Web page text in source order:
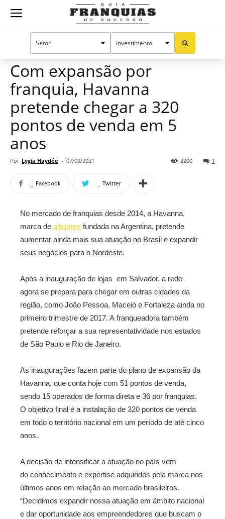
Guia
Sucesso
Mercado de franquias
Com expansão por
franquia, Havanna
pretende chegar a 320
pontos de venda em 5
anos
Por Lygia Haydée - 07/09/2021 1
2200
Facebook Twitter
No mercado de franquias desde 2014, a Havanna,
marca de alfajores fundada na Argentina, pretende
aumentar ainda mais sua atuação no Brasil e expandir
seus negócios para o Nordeste.
Após a inauguração de lojas em Salvador, a rede
agora se prepara para chegar em outras cidades da
região, como João Pessoa, Maceió e Fortaleza ainda no
primeiro trimestre de 2017. A franqueadora também
pretende reforçar a sua representatividade nos estados
de São Paulo e Rio de Janeiro.
As inaugurações fazem parte do plano de expansão da
Havanna, que conta hoje com 51 pontos de venda,
sendo 15 operados de forma direta e 36 por franquias.
O objetivo final é a instalação de 320 pontos de venda
em todo o território nacional em um período de até cinco
anos.
A decisão de intensificar a atuação no país vem
do conhecimento e expertise adquiridos pela marca nos
últimos anos em relação ao mercado brasileiros.
“Decidimos expandir nossa atuação em âmbito nacional
e dar oportunidade aos empreendedores que buscam o